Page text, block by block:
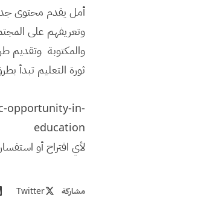
أمل يقدم محتوى
وتعريفهم على
والمكتوبة وتقديم
ثورة التعليم تبدأ
opportunity-in-
education
لأي اقتراح أو
مشاركة Twitter